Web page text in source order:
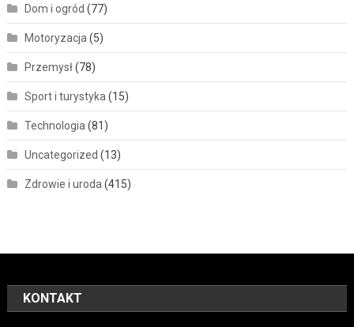
Dom i ogród (77)
Motoryzacja(5)
Przemysł(78)
Sport i turystyka(15)
Technologia(81)
Uncategorized (13)
Zdrowie i uroda(415)
KONTAKT